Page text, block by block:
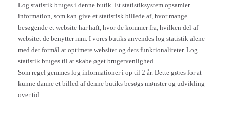
Log statistik bruges i denne butik. Et statistiksystem opsamler
information, som kan give et statistisk billede af, hvor mange
besøgende et website har haft, hvor de kommer fra, hvilken del af
websitet de benytter mm. I vores butiks anvendes log statistik alene
med det formål at optimere websitet og dets funktionaliteter. Log
statistik bruges til at skabe øget brugervenlighed.
Som regel gemmes log informationer i op til 2 år. Dette gøres for at
kunne danne et billed af denne butiks besøgs mønster og udvikling
over tid.